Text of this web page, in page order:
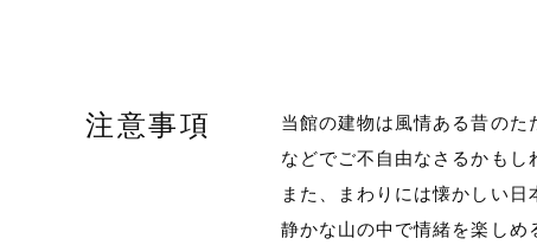
注意事項
当館の建物は風情ある昔の
などでご不自由なさるかもし
また、まわりには懐かしい
静かな山の中で情緒を楽しめ